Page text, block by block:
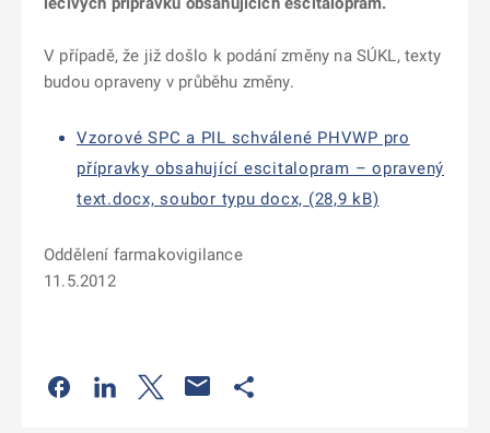
V případě, že již došlo k podání změny na SÚKL, texty
budou opraveny v průběhu změny.
Vzorové SPC a PIL schválené PHVWP pro
přípravky obsahující escitalopram – opravený
text.docx, soubor typu docx, (28,9 kB)
Oddělení farmakovigilance
11.5.2012
Odkaz se otevře na nové kartě
Odkaz se otevře na nové kartě
Odkaz se otevře na nové kartě